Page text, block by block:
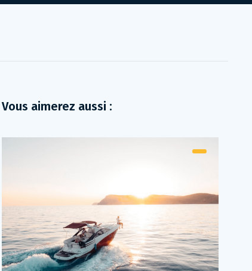
Vous aimerez aussi :